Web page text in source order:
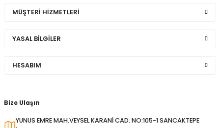
Bize Ulaşın
YUNUS EMRE MAH.VEYSEL KARANİ CAD. NO:105-1 SANCAKTEPE
MÜŞTERİ HİZMETLERİ
YASAL BİLGİLER
HESABIM